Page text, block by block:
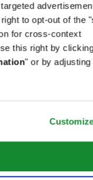
to opt-out of the
for cross-context
this right by
" or by adjusting
80